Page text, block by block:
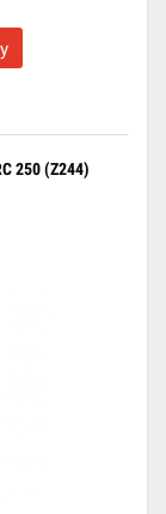
250 (Z244)